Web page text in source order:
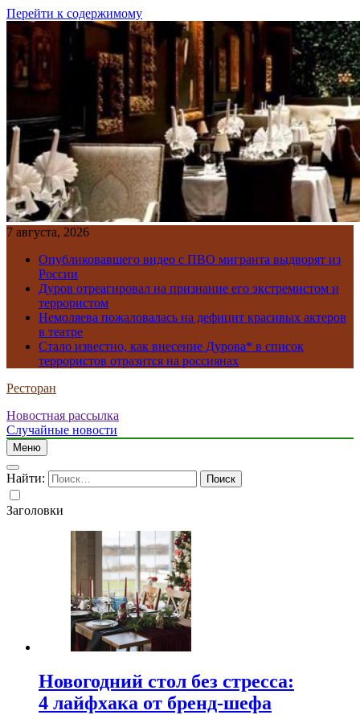
Перейти к содержимому
7 августа, 2026
Опубликовавшего видео с ПВО мигранта выдворят из
России
Дуров отреагировал на признание его экстремистом и
террористом
Немоляева пожаловалась на дефицит красивых актеров
в театре
Стало известно, как внесение Дурова* в список
террористов отразится на россиянах
Ресторан
Новостная рассылка
Случайные новости
Меню
Найти:
Заголовки
Новогодний стол без стресса:
4 лайфхака от бренд-шефа